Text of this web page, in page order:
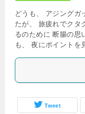
どうも、 アジングガ
たが、 旅疲れでクタ
るのために 断腸の思
も、 夜にポイント
Tweet